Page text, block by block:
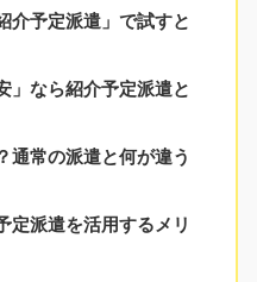
介予定派遣」で試すと
」なら紹介予定派遣と
通常の派遣と何が違う
定派遣を活用するメリ